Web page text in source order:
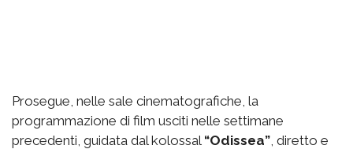
Prosegue, nelle sale cinematografiche, la
programmazione di film usciti nelle settimane
precedenti, guidata dal kolossal “Odissea” , diretto e